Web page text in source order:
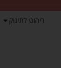
ריהוט לתינוק